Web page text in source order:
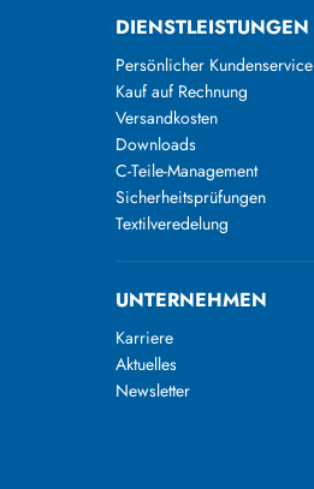
DIENSTLEISTUNGEN
Persönlicher Kundenservice
Kauf auf Rechnung
Versandkosten
Downloads
C-Teile-Management
Sicherheitsprüfungen
Textilveredelung
UNTERNEHMEN
Karriere
Aktuelles
Newsletter